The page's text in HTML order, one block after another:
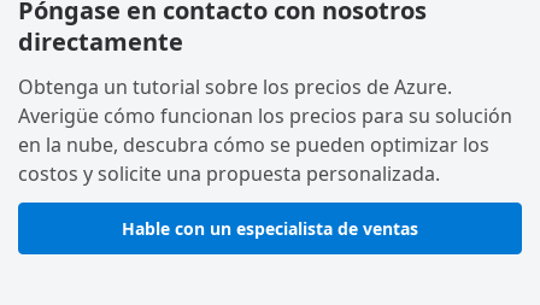
Póngase en contacto con nosotros
directamente
Obtenga un tutorial sobre los precios de Azure.
Averigüe cómo funcionan los precios para su solución
en la nube, descubra cómo se pueden optimizar los
costos y solicite una propuesta personalizada.
Hable con un especialista de ventas